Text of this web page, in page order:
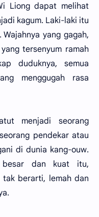
Liong dapat melihat
kagum. Laki-laki itu
yang gagah,
tersenyum ramah
duduknya, semua
menggugah rasa
menjadi seorang
pendekar atau
di dunia kang-ouw.
besar dan kuat itu,
berarti, lemah dan